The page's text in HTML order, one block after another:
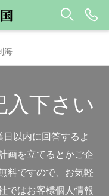
海
入下さい
以内に回答するよ
画を立てるとかご企
料ですので、お気軽
ではお客様個人情報